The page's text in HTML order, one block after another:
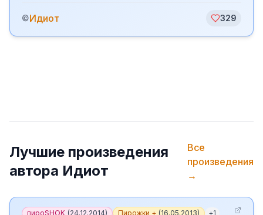
©Идиот 329
Лучшие произведения
автора Идиот
Все
произведения
→
пироSHOK (24.12.2014) Пирожки + (16.05.2013) +1